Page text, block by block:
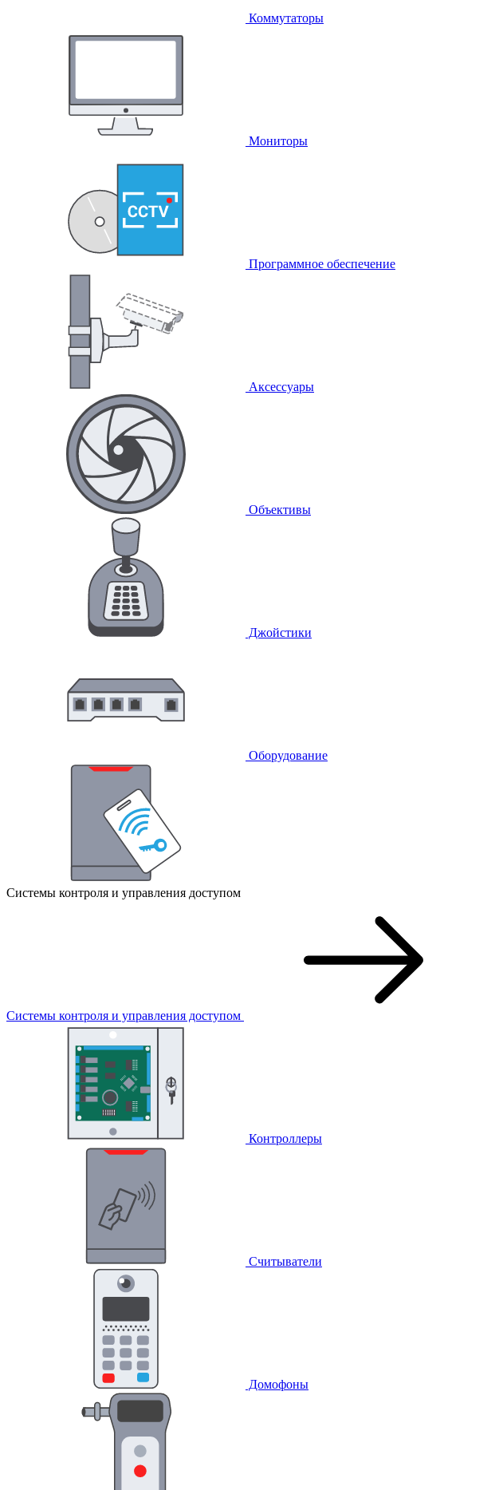
Коммутаторы
Мониторы
Программное обеспечение
Аксессуары
Объективы
Джойстики
Оборудование
Системы контроля и управления доступом
Системы контроля и управления доступом
Контроллеры
Считыватели
Домофоны